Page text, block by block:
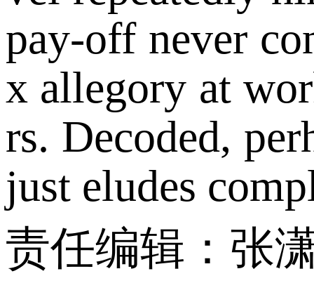
pay-off never
x allegory at
rs. Decoded,
just eludes
责任编辑：张